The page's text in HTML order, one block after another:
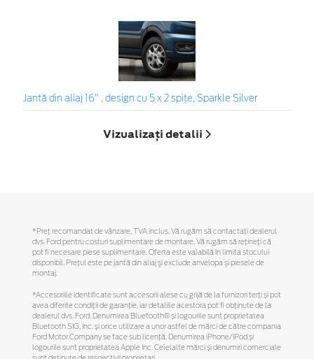
Jantă din aliaj 16" , design cu 5 x 2 spiţe, Sparkle Silver
Vizualizați detalii
*Preţ recomandat de vânzare, TVA inclus. Vă rugăm să contactaţi dealerul
dvs. Ford pentru costuri suplimentare de montare. Vă rugăm să reţineţi că
pot fi necesare piese suplimentare. Oferta este valabilă în limita stocului
disponibil. Preţul este pe jantă din aliaj şi exclude anvelopa şi piesele de
montaj.
*Accesoriile identificate sunt accesorii alese cu grijă de la furnizori terți și pot
avea diferite condiții de garanție, iar detaliile acestora pot fi obținute de la
dealerul dvs. Ford. Denumirea Bluetooth® și logourile sunt proprietatea
Bluetooth SIG, Inc. și orice utilizare a unor astfel de mărci de către compania
Ford Motor Company se face sub licență. Denumirea iPhone/iPod și
logourile sunt proprietatea Apple Inc. Celelalte mărci și denumiri comerciale